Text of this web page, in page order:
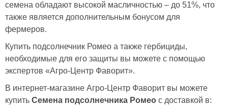
семена обладают высокой масличностью – до 51%, что
также является дополнительным бонусом для
фермеров.
Купить подсолнечник Ромео а также гербициды,
необходимые для его защиты вы можете с помощью
экспертов «Агро-Центр Фаворит».
В интернет-магазине Агро-Центр Фаворит вы можете
купить Семена подсолнечника Ромео с доставкой в: